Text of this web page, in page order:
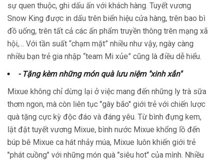
sự quen thuộc, ghi dấu ấn với khách hàng. Tuyết vương
Snow King được in dấu trên biển hiệu cửa hàng, trên bao bì
đồ uống, trên tất cả các ấn phẩm truyền thông trên mạng xã
hội,… Với tần suất “chạm mặt” nhiều như vậy, ngày càng
nhiều bạn trẻ gia nhập “team Mi xủe” cũng là điều dễ hiểu.
- Tặng kèm những món quà lưu niệm "xinh xắn"
Mixue không chỉ dừng lại ở việc mang đến những ly trà sữa
thơm ngon, mà còn liên tục "gây bão" giới trẻ với chiến lược
quà tặng cực kỳ độc đáo và đáng yêu. Từ bình đựng kem,
lật đật tuyết vương Mixue, bình nước Mixue khổng lồ đến
búp bê Mixue ca hát nhảy múa, Mixue luôn khiến giới trẻ
"phát cuồng" với những món quà "siêu hot" của mình. Nhiều